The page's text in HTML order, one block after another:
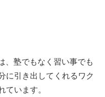
、塾でもなく習い事でも
に引き出してくれるワク
ています。